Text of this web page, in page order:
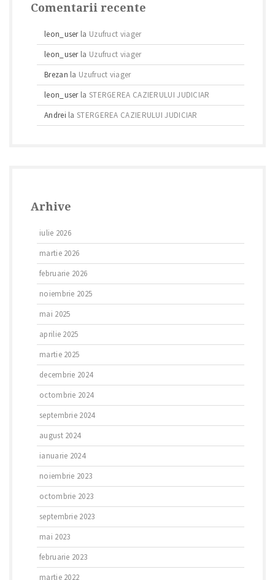
Comentarii recente
leon_userla Uzufruct viager
leon_userla Uzufruct viager
Brezan la Uzufruct viager
leon_userla STERGEREA CAZIERULUI JUDICIAR
Andrei laSTERGEREA CAZIERULUI JUDICIAR
Arhive
iulie 2026
martie 2026
februarie 2026
noiembrie 2025
mai 2025
aprilie 2025
martie 2025
decembrie 2024
octombrie 2024
septembrie 2024
august 2024
ianuarie 2024
noiembrie 2023
octombrie 2023
septembrie 2023
mai 2023
februarie 2023
martie 2022